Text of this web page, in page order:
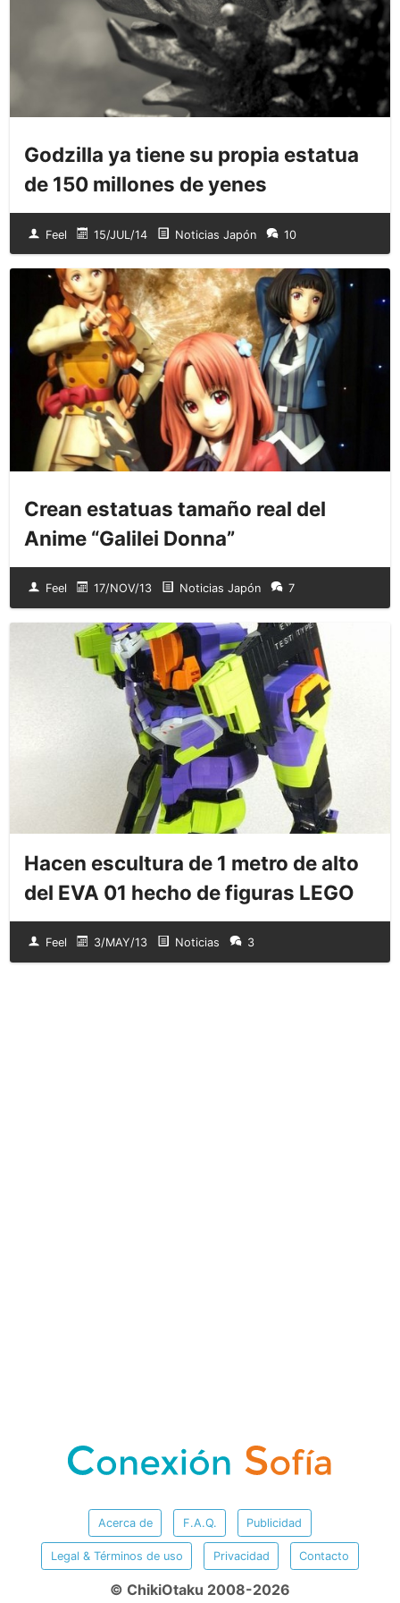
Godzilla ya tiene su propia estatua
de 150 millones de yenes
Feel 15/JUL/14 Noticias Japón 10
Crean estatuas tamaño real del
Anime “Galilei Donna”
Feel 17/NOV/13 Noticias Japón 7
Hacen escultura de 1 metro de alto
del EVA 01 hecho de figuras LEGO
Feel 3/MAY/13 Noticias 3
Acerca de F.A.Q. Publicidad
Legal & Términos de uso Privacidad Contacto
© ChikiOtaku 2008-2026